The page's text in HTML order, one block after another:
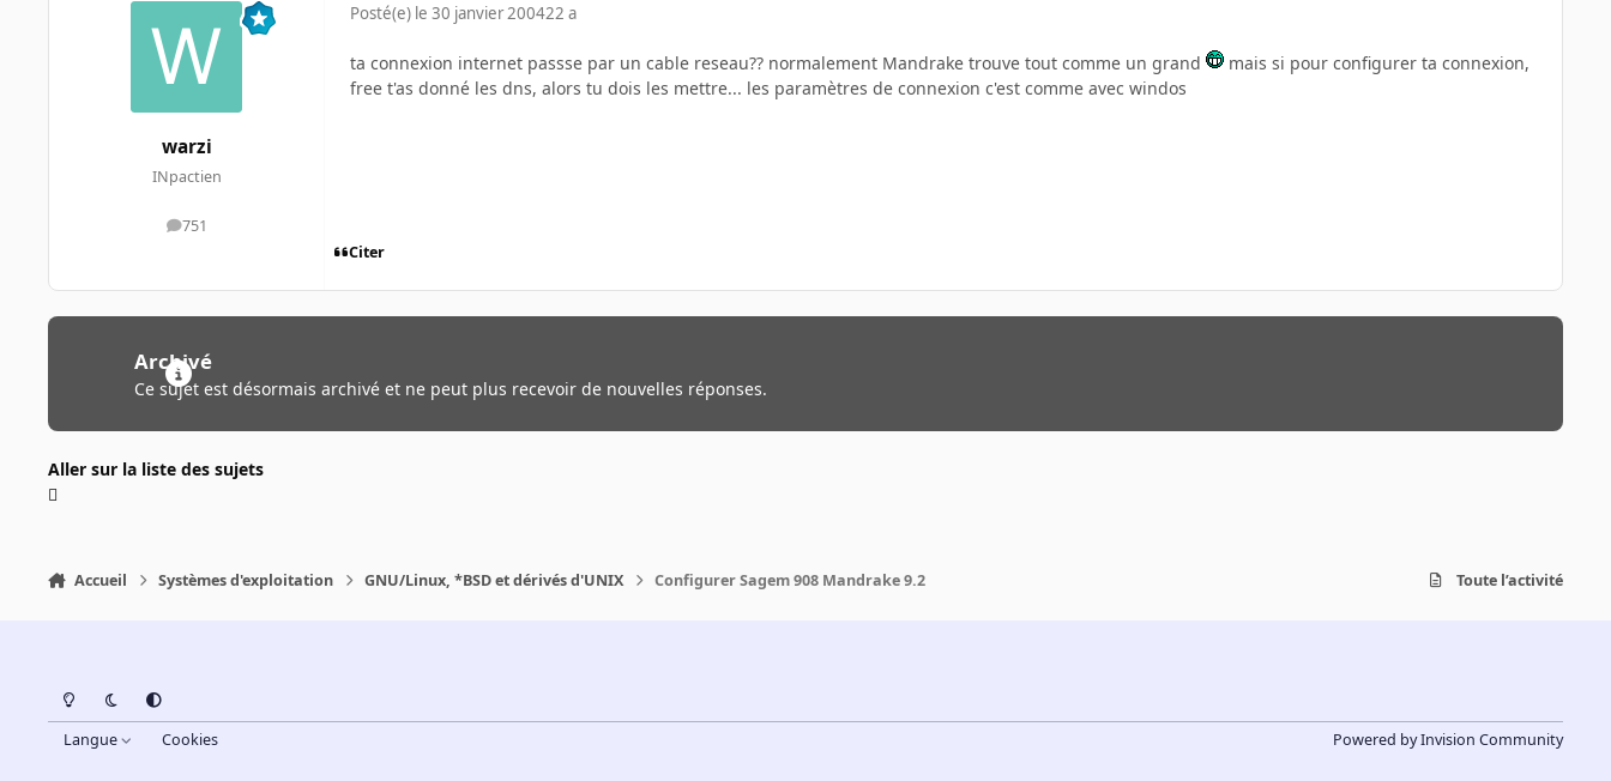
warzi
INpactien
751
messages
Posté(e) le 30 janvier 200422 a
ta connexion internet passse par un cable reseau?? normalement Mandrake trouve tout comme un grand
mais si pour configurer ta connexion,
free t'as donné les dns, alors tu dois les mettre... les paramètres de connexion c'est comme avec windos
Citer
Archivé
Ce sujet est désormais archivé et ne peut plus recevoir de nouvelles réponses.
Aller sur la liste des sujets
Accueil Systèmes d'exploitation GNU/Linux, *BSD et dérivés d'UNIX Configurer Sagem 908 Mandrake 9.2 Toute l’activité
Light ModeDark ModeSystem Preference
Langue Cookies Powered byInvision Community